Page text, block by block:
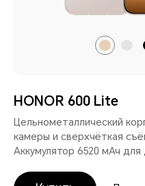
HONOR 600 Lite
Цельнометаллический
камеры и сверхчёткая
Аккумулятор 6520 мАч